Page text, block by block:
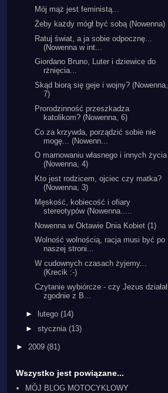
Mój mąż jest feministą...
Żeby każdy mógł być sobą (Nowenna)
Ratuj świat, a ja sobie odpocznę...
(Nowenna w int...
Giordano Bruno, Luter i dziewice do
rżnięcia...
Skąd biorą się geje i wojny? (Nowenna,
7)
Prorodzinność przeszkadza
katolikom? (Nowenna, 6)
Co za krzywda, porządzić sobie nie
mogę... (Nowenn...
O marnowaniu własnego i innych życia
(Nowenna, 4)
Kto jest rodzicem, ojciec czy matka?
(Nowenna, 3)
Męskość, kobiecość i ofiary
stereotypów (Nowenna.....
Nowenna w Oktawie Dnia Kobiet (1)
Wolność wolnością, racja musi być po
naszej stroni...
W cudownych czasach żyjemy...
(Krecik :-)
Czytanie wybiórcze - czy Jezus działał
zgodnie z B...
► lutego (14)
► stycznia (13)
► 2009 (81)
Wszystko jest powiązane...
MÓJ BLOG MOTOCYKLOWY